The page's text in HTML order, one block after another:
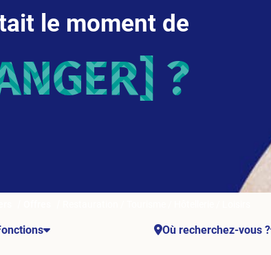
le moment de
?
Où recherchez-vous ?